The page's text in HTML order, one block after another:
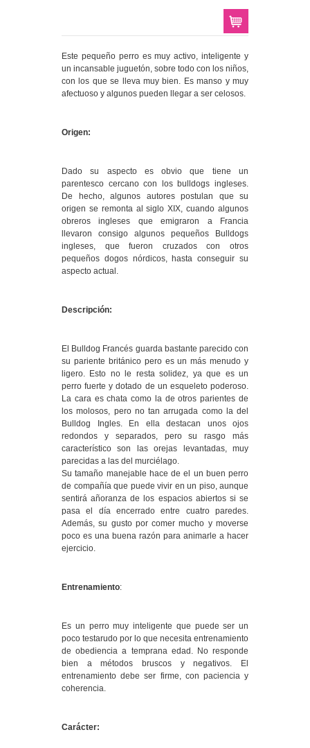
Este pequeño perro es muy activo, inteligente y
un incansable juguetón, sobre todo con los niños,
con los que se lleva muy bien. Es manso y muy
afectuoso y algunos pueden llegar a ser celosos.
Origen:
Dado su aspecto es obvio que tiene un
parentesco cercano con los bulldogs ingleses.
De hecho, algunos autores postulan que su
origen se remonta al siglo XIX, cuando algunos
obreros ingleses que emigraron a Francia
llevaron consigo algunos pequeños Bulldogs
ingleses, que fueron cruzados con otros
pequeños dogos nórdicos, hasta conseguir su
aspecto actual.
Descripción:
El Bulldog Francés guarda bastante parecido con
su pariente británico pero es un más menudo y
ligero. Esto no le resta solidez, ya que es un
perro fuerte y dotado de un esqueleto poderoso.
La cara es chata como la de otros parientes de
los molosos, pero no tan arrugada como la del
Bulldog Ingles. En ella destacan unos ojos
redondos y separados, pero su rasgo más
característico son las orejas levantadas, muy
parecidas a las del murciélago.
Su tamaño manejable hace de el un buen perro
de compañía que puede vivir en un piso, aunque
sentirá añoranza de los espacios abiertos si se
pasa el día encerrado entre cuatro paredes.
Además, su gusto por comer mucho y moverse
poco es una buena razón para animarle a hacer
ejercicio.
Entrenamiento:
Es un perro muy inteligente que puede ser un
poco testarudo por lo que necesita entrenamiento
de obediencia a temprana edad. No responde
bien a métodos bruscos y negativos. El
entrenamiento debe ser firme, con paciencia y
coherencia.
Carácter: